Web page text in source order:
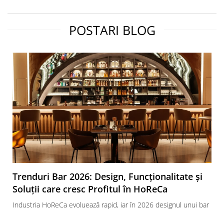
POSTARI BLOG
Trenduri Bar 2026: Design, Funcționalitate și
Soluții care cresc Profitul în HoReCa
Industria HoReCa evoluează rapid, iar în 2026 designul unui bar